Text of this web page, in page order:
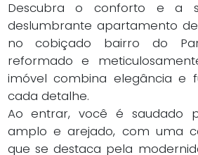
Descubra o conforto e a
deslumbrante apartamento de
no cobiçado bairro do
reformado e
imóvel combina elegância e
cada detalhe.
Ao entrar, você é saudado
amplo e arejado, com uma
que se destaca pela